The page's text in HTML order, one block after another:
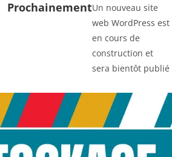
ProchainementUn nouveau site
web WordPress est
en cours de
construction et
sera bientôt publié